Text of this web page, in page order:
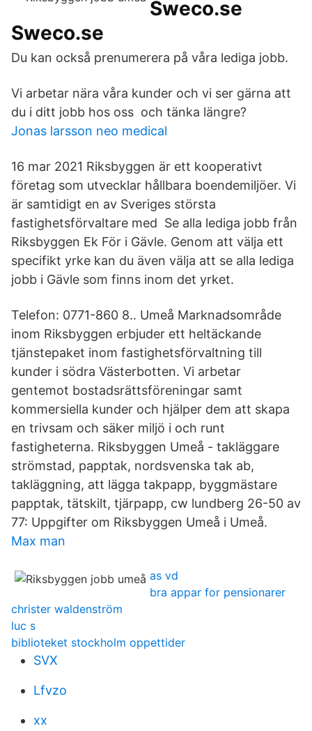
Sweco.se
Sweco.se
Du kan också prenumerera på våra lediga jobb.
Vi arbetar nära våra kunder och vi ser gärna att
du i ditt jobb hos oss och tänka längre?
Jonas larsson neo medical
16 mar 2021 Riksbyggen är ett kooperativt
företag som utvecklar hållbara boendemiljöer. Vi
är samtidigt en av Sveriges största
fastighetsförvaltare med Se alla lediga jobb från
Riksbyggen Ek För i Gävle. Genom att välja ett
specifikt yrke kan du även välja att se alla lediga
jobb i Gävle som finns inom det yrket.
Telefon: 0771-860 8.. Umeå Marknadsområde
inom Riksbyggen erbjuder ett heltäckande
tjänstepaket inom fastighetsförvaltning till
kunder i södra Västerbotten. Vi arbetar
gentemot bostadsrättsföreningar samt
kommersiella kunder och hjälper dem att skapa
en trivsam och säker miljö i och runt
fastigheterna. Riksbyggen Umeå - takläggare
strömstad, papptak, nordsvenska tak ab,
takläggning, att lägga takpapp, byggmästare
papptak, tätskilt, tjärpapp, cw lundberg 26-50 av
77: Uppgifter om Riksbyggen Umeå i Umeå.
Max man
as vd
bra appar for pensionarer
christer waldenström
luc s
biblioteket stockholm oppettider
SVX
Lfvzo
xx